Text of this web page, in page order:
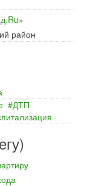
район
ДТП